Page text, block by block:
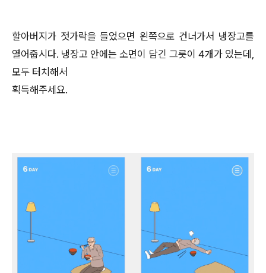
할아버지가 젓가락을 들었으면 왼쪽으로 건너가서 냉장고를
열어줍시다. 냉장고 안에는 소면이 담긴 그릇이 4개가 있는데,
모두 터치해서
획득해주세요.